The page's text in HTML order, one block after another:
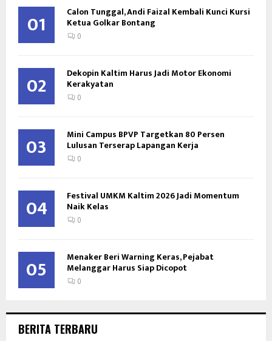
01 Calon Tunggal, Andi Faizal Kembali Kunci Kursi
Ketua Golkar Bontang
0
02 Dekopin Kaltim Harus Jadi Motor Ekonomi
Kerakyatan
0
03 Mini Campus BPVP Targetkan 80 Persen
Lulusan Terserap Lapangan Kerja
0
04 Festival UMKM Kaltim 2026 Jadi Momentum
Naik Kelas
0
05 Menaker Beri Warning Keras, Pejabat
Melanggar Harus Siap Dicopot
0
BERITA TERBARU